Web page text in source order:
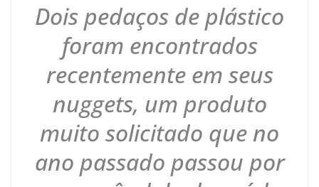
Dois pedaços de plástico
foram encontrados
recentemente em seus
nuggets, um produto
muito solicitado que no
ano passado passou por